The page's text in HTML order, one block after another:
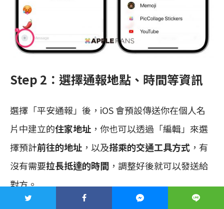
Step 2：選擇通報地點、時間等資訊
選擇「平安通報」後，iOS 會預設傳送你在個人名
片中建立的住家地址 ，你也可以透過「編輯」來選
擇預計前往的地址 ，以及搭乘的交通工具方式 ，有
沒有需要拉長抵達的時間 ，調整好後就可以發送給
對方。